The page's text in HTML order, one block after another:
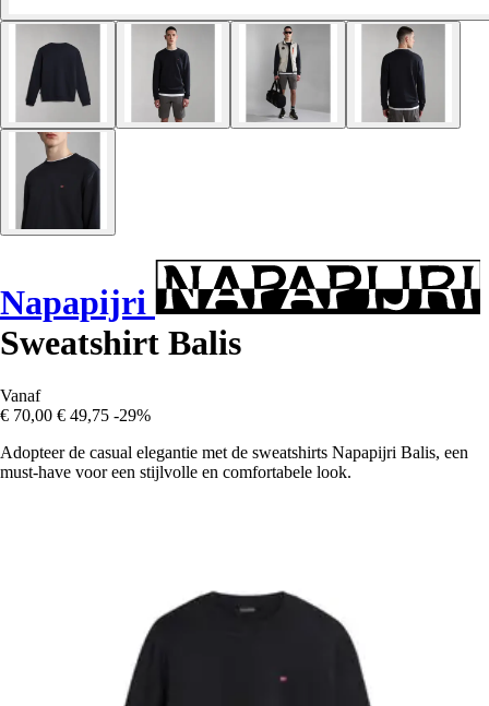
Napapijri
Sweatshirt Balis
Vanaf
€ 70,00 € 49,75 -29%
Adopteer de casual elegantie met de sweatshirts Napapijri Balis, een
must-have voor een stijlvolle en comfortabele look.